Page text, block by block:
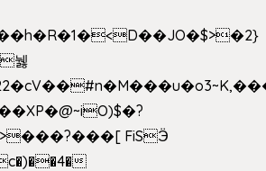
뉋
FiSӬ